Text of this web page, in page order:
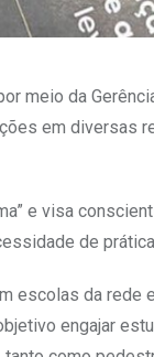
meio da
em diversas
e visa
de
escolas da
engajar